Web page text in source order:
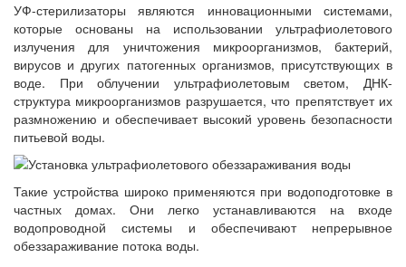
УФ-стерилизаторы являются инновационными системами,
которые основаны на использовании ультрафиолетового
излучения для уничтожения микроорганизмов, бактерий,
вирусов и других патогенных организмов, присутствующих в
воде. При облучении ультрафиолетовым светом, ДНК-
структура микроорганизмов разрушается, что препятствует их
размножению и обеспечивает высокий уровень безопасности
питьевой воды.
Такие устройства широко применяются при водоподготовке в
частных домах. Они легко устанавливаются на входе
водопроводной системы и обеспечивают непрерывное
обеззараживание потока воды.